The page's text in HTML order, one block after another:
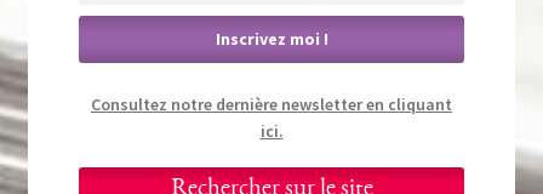
Consultez notre dernière newsletter en cliquant
ici.
Rechercher sur le site